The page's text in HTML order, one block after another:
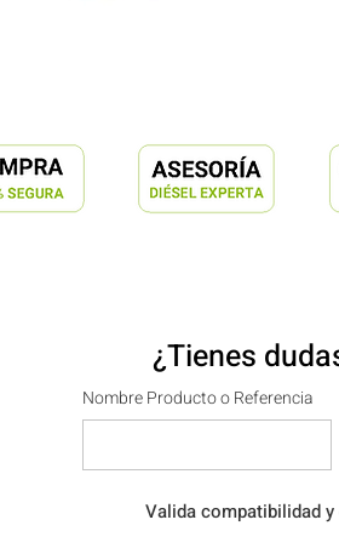
¿Tienes
Nombre Producto o Referencia
Valida compatibilidad